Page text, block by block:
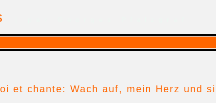
et chante: Wach auf, mein Herz und